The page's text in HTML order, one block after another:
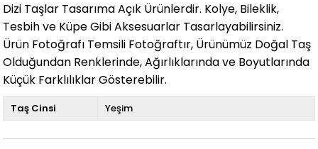
Dizi Taşlar Tasarıma Açık Ürünlerdir. Kolye, Bileklik,
Tesbih ve Küpe Gibi Aksesuarlar Tasarlayabilirsiniz.
Ürün Fotoğrafı Temsili Fotoğraftır, Ürünümüz Doğal Taş
Olduğundan Renklerinde, Ağırlıklarında ve Boyutlarında
Küçük Farklılıklar Gösterebilir.
Taş Cinsi Yeşim